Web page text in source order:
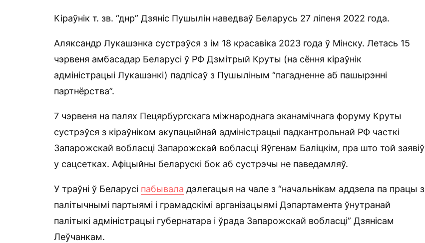
Кіраўнік т. зв. “днр” Дзяніс Пушылін наведваў Беларусь 27 ліпеня 2022 года.
Аляксандр Лукашэнка сустрэўся з ім 18 красавіка 2023 года ў Мінску. Летась 15
чэрвеня амбасадар Беларусі ў РФ Дзмітрый Круты (на сёння кіраўнік
адміністрацыі Лукашэнкі) падпісаў з Пушыліным “пагадненне аб пашырэнні
партнёрства”.
7 чэрвеня на палях Пецярбургскага міжнароднага эканамічнага форуму Круты
сустрэўся з кіраўніком акупацыйнай адміністрацыі падкантрольнай РФ часткі
Запарожскай вобласці Запарожскай вобласці Яўгенам Баліцкім, пра што той заявіў
у сацсетках. Афіцыйны беларускі бок аб сустрэчы не паведамляў.
У траўні ў Беларусі пабывала дэлегацыя на чале з “начальнікам аддзела па працы з
палітычнымі партыямі і грамадскімі арганізацыямі Дэпартамента ўнутранай
палітыкі адміністрацыі губернатара і ўрада Запарожскай вобласці” Дзянісам
Леўчанкам.